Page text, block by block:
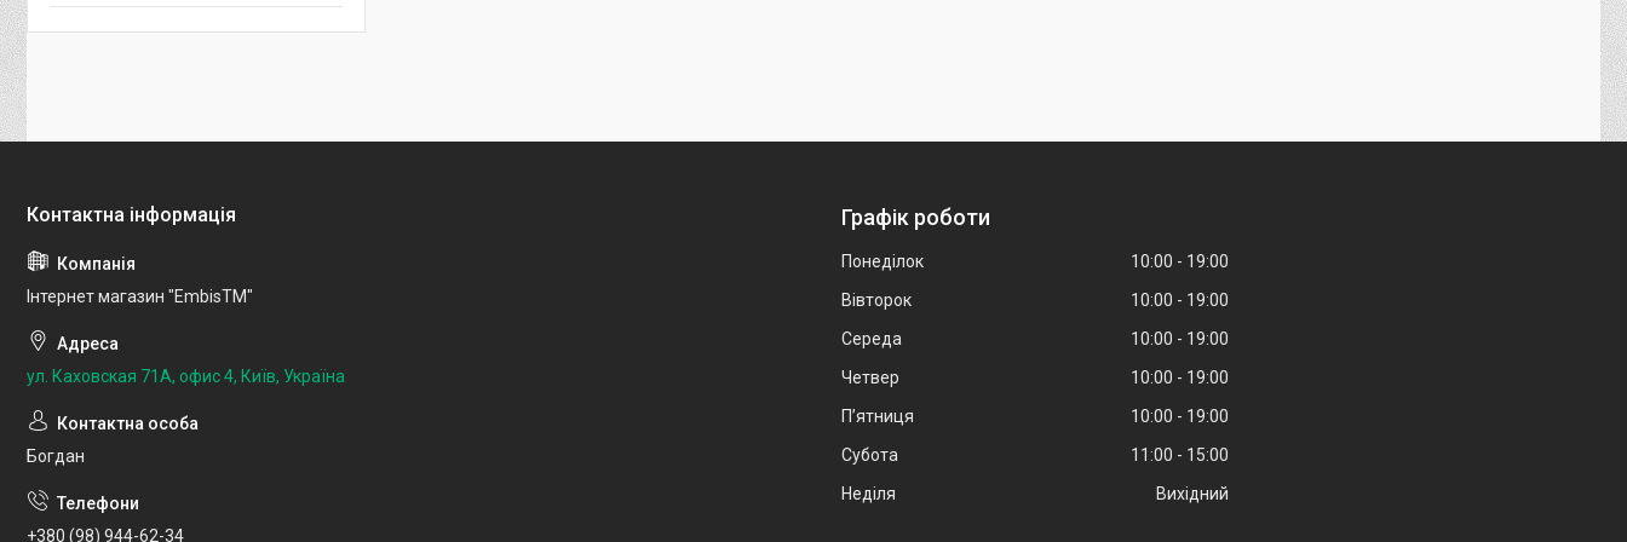
Інтернет магазин "EmbisTM"
ул. Каховская 71А, офис 4, Київ, Україна
Богдан
+380 (98) 944-62-34
Графік роботи
Понеділок 10:00
19:00
Вівторок
10:00
19:00
Середа
10:00
19:00
Четвер
10:00
19:00
Пʼятниця
10:00
19:00
Субота
11:00
15:00
Неділя
Вихідний